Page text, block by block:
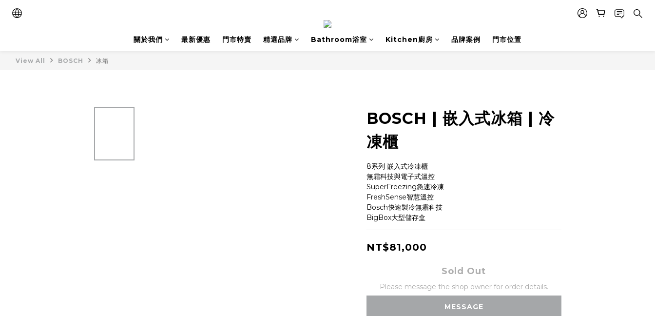
關於我們 最新優惠 門市特賣 精選品牌 Bathroom浴室 Kitchen廚房 品牌案例 門市位置
View All BOSCH 冰箱
BOSCH | 嵌入式冰箱 | 冷
凍櫃
8系列 嵌入式冷凍櫃
無霜科技與電子式溫控
SuperFreezing急速冷凍
FreshSense智慧溫控
Bosch快速製冷無霜科技
BigBox大型儲存盒
NT$81,000
Sold Out
Please message the shop owner for order details.
MESSAGE